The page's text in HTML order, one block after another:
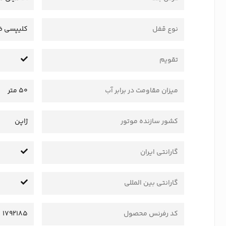
نوع قفل کلیپسی
تقویم
میزان مقاومت در برابر آب 50 متر
کشور سازنده موتور ژاپن
گارانتی ایران
گارانتی بین المللی
کد رفرنس محصول 1792185